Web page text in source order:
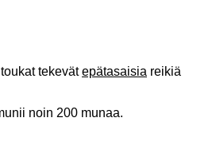
tekevätepätasaisia reikiä
noin 200 munaa.